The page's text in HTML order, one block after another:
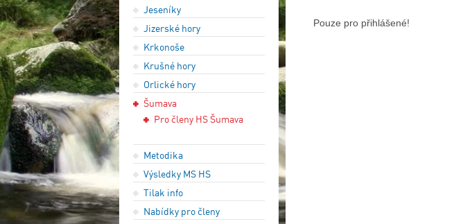
Jeseníky
Jizerské hory
Krkonoše
Krušné hory
Orlické hory
Šumava
Pro členy HS Šumava
Metodika
Výsledky MS HS
Tilak info
Nabídky pro členy
Pouze pro přihlášené!